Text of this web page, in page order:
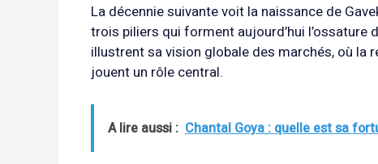
La décennie suivante voit la naissance de
trois piliers qui forment aujourd’hui
illustrent sa vision globale des marchés, où la
jouent un rôle central.
A lire aussi : Chantal Goya : quelle est sa